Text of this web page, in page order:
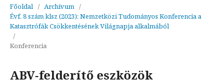
Főoldal / Archívum
/
Évf. 8 szám klsz (2023): Nemzetközi Tudományos Konferencia a
Katasztrófák Csökkentésének Világnapja alkalmából
/
Konferencia
ABV-felderítő eszközök